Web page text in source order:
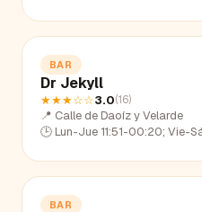
BAR
Dr Jekyll
★★★☆☆3.0(16)
📍 Calle de Daoíz y Velarde
🕒 Lun-Jue 11:51-00:20; Vie-
BAR